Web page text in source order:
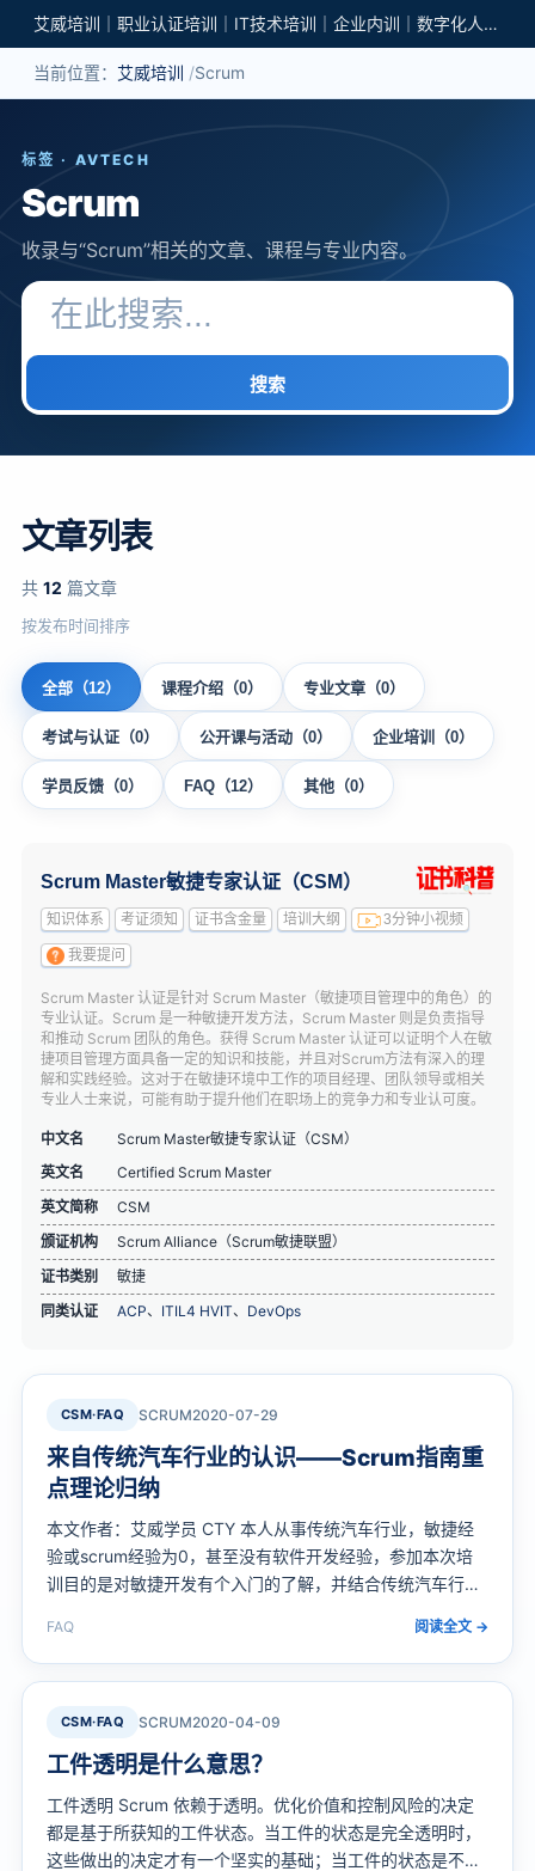
艾威培训｜职业认证培训｜IT技术培训｜企业内训｜数字化人才培养
当前位置： 艾威培训 Scrum
标签 · AVTECH
Scrum
收录与“Scrum”相关的文章、课程与专业内容。
搜索关键词
搜索
文章列表
共 12 篇文章
按发布时间排序
全部（12） 课程介绍（0） 专业文章（0）
考试与认证（0） 公开课与活动（0） 企业培训（0）
学员反馈（0） FAQ（12） 其他（0）
Scrum Master敏捷专家认证（CSM）
知识体系 考证须知 证书含金量 培训大纲 3分钟小视频
我要提问
Scrum Master 认证是针对 Scrum Master（敏捷项目管理中的角色）的
专业认证。Scrum 是一种敏捷开发方法，Scrum Master 则是负责指导
和推动 Scrum 团队的角色。获得 Scrum Master 认证可以证明个人在敏
捷项目管理方面具备一定的知识和技能，并且对Scrum方法有深入的理
解和实践经验。这对于在敏捷环境中工作的项目经理、团队领导或相关
专业人士来说，可能有助于提升他们在职场上的竞争力和专业认可度。
中文名
Scrum Master敏捷专家认证（CSM）
英文名
Certified Scrum Master
英文简称
CSM
颁证机构
Scrum Alliance（Scrum敏捷联盟）
证书类别
敏捷
同类认证
ACP、 ITIL4 HVIT、 DevOps
CSM·FAQ SCRUM2020-07-29
来自传统汽车行业的认识——Scrum指南重
点理论归纳
本文作者：艾威学员 CTY 本人从事传统汽车行业，敏捷经
验或scrum经验为0，甚至没有软件开发经验，参加本次培
训目的是对敏捷开发有个入门的了解，并结合传统汽车行业
越多的软件。 以下是看完Scrum指南后自己归纳的重点（理
解还是更多基于理论层面）： Scrum是一个框架 ，用于开
杂的自适应难题…
FAQ 阅读全文 →
CSM·FAQ SCRUM2020-04-09
工件透明是什么意思？
工件透明 Scrum 依赖于透明。优化价值和控制风险的决定
都是基于所获知的工件状态。当工件的状态是完全透明时，
这些做出的决定才有一个坚实的基础；当工件的状态是不完